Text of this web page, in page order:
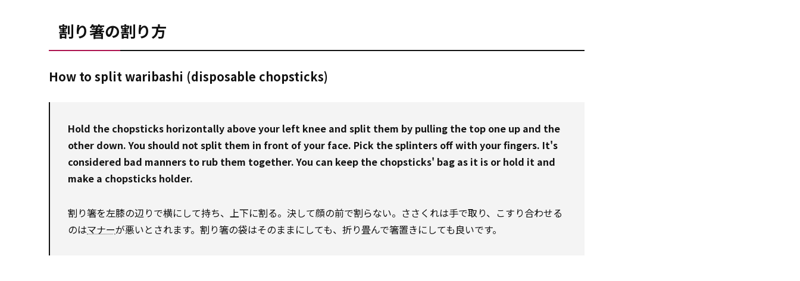
割り箸の割り方
How to split waribashi (disposable chopsticks)
Hold the chopsticks horizontally above your left knee and split them by pulling the top one up and the
other down. You should not split them in front of your face. Pick the splinters off with your fingers. It's
considered bad manners to rub them together. You can keep the chopsticks' bag as it is or hold it and
make a chopsticks holder.
割り箸を左膝の辺りで横にして持ち、上下に割る。決して顔の前で割らない。ささくれは手で取り、こすり合わせる
のはマナーが悪いとされます。割り箸の袋はそのままにしても、折り畳んで箸置きにしても良いです。